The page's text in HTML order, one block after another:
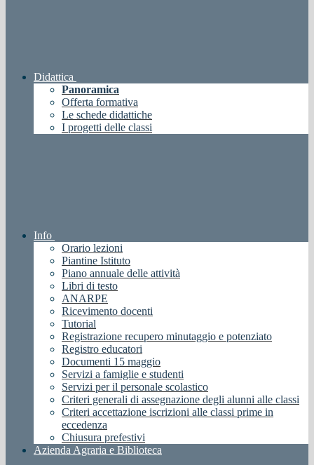
Didattica
Panoramica
Offerta formativa
Le schede didattiche
I progetti delle classi
Info
Orario lezioni
Piantine Istituto
Piano annuale delle attività
Libri di testo
ANARPE
Ricevimento docenti
Tutorial
Registrazione recupero minutaggio e potenziato
Registro educatori
Documenti 15 maggio
Servizi a famiglie e studenti
Servizi per il personale scolastico
Criteri generali di assegnazione degli alunni alle classi
Criteri accettazione iscrizioni alle classi prime in
eccedenza
Chiusura prefestivi
Azienda Agraria e Biblioteca